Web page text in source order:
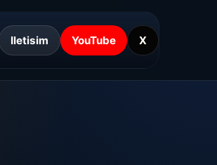
Iletisim YouTube X